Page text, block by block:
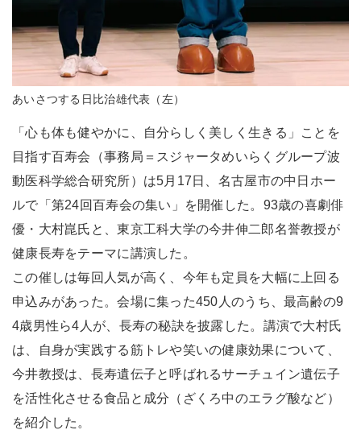
あいさつする日比治雄代表（左）
「心も体も健やかに、自分らしく美しく生きる」ことを
目指す百寿会（事務局＝スジャータめいらくグループ波
動医科学総合研究所）は5月17日、名古屋市の中日ホー
ルで「第24回百寿会の集い」を開催した。93歳の喜劇俳
優・大村崑氏と、東京工科大学の今井伸二郎名誉教授が
健康長寿をテーマに講演した。
この催しは毎回人気が高く、今年も定員を大幅に上回る
申込みがあった。会場に集った450人のうち、最高齢の9
4歳男性ら4人が、長寿の秘訣を披露した。講演で大村氏
は、自身が実践する筋トレや笑いの健康効果について、
今井教授は、長寿遺伝子と呼ばれるサーチュイン遺伝子
を活性化させる食品と成分（ざくろ中のエラグ酸など）
を紹介した。